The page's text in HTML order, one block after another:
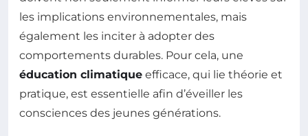
les implications environnementales, mais
également les inciter à adopter des
comportements durables. Pour cela, une
éducation climatique efficace, qui lie théorie et
pratique, est essentielle afin d’éveiller les
consciences des jeunes générations.